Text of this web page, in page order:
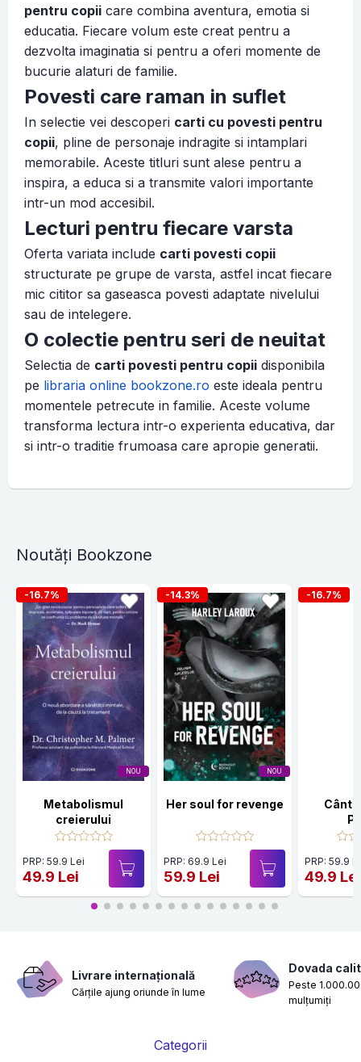
pentru copii care combina aventura, emotia si
educatia. Fiecare volum este creat pentru a
dezvolta imaginatia si pentru a oferi momente de
bucurie alaturi de familie.
Povesti care raman in suflet
In selectie vei descoperi carti cu povesti pentru
copii, pline de personaje indragite si intamplari
memorabile. Aceste titluri sunt alese pentru a
inspira, a educa si a transmite valori importante
intr-un mod accesibil.
Lecturi pentru fiecare varsta
Oferta variata include carti povesti copii
structurate pe grupe de varsta, astfel incat fiecare
mic cititor sa gaseasca povesti adaptate nivelului
sau de intelegere.
O colectie pentru seri de neuitat
Selectia de carti povesti pentru copii disponibila
pe libraria online bookzone.ro este ideala pentru
momentele petrecute in familie. Aceste volume
transforma lectura intr-o experienta educativa, dar
si intr-o traditie frumoasa care apropie generatii.
Noutăți Bookzone
NOU
-16.7%
Metabolismul
creierului
PRP: 59.9 Lei
49.9 Lei
NOU
-14.3%
Her soul for revenge
PRP: 69.9 Lei
59.9 Lei
-16.7%
PRP: 59.9
49.9 Lei
Livrare internațională
Cărțile ajung oriunde în lume
Dovada
Peste
mulțumiți
Categorii